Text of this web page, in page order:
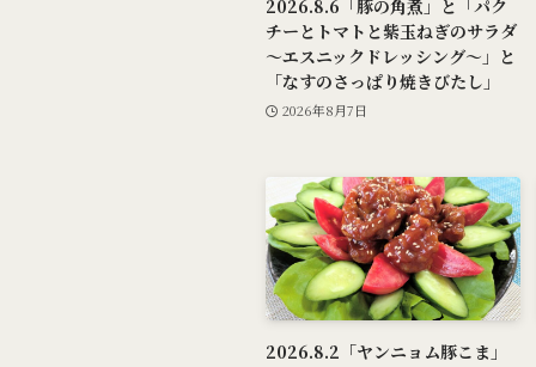
2026.8.6「豚の角煮」と「パク
チーとトマトと紫玉ねぎのサラダ
～エスニックドレッシング～」と
「なすのさっぱり焼きびたし」
2026年8月7日
2026.8.2「ヤンニョム豚こま」